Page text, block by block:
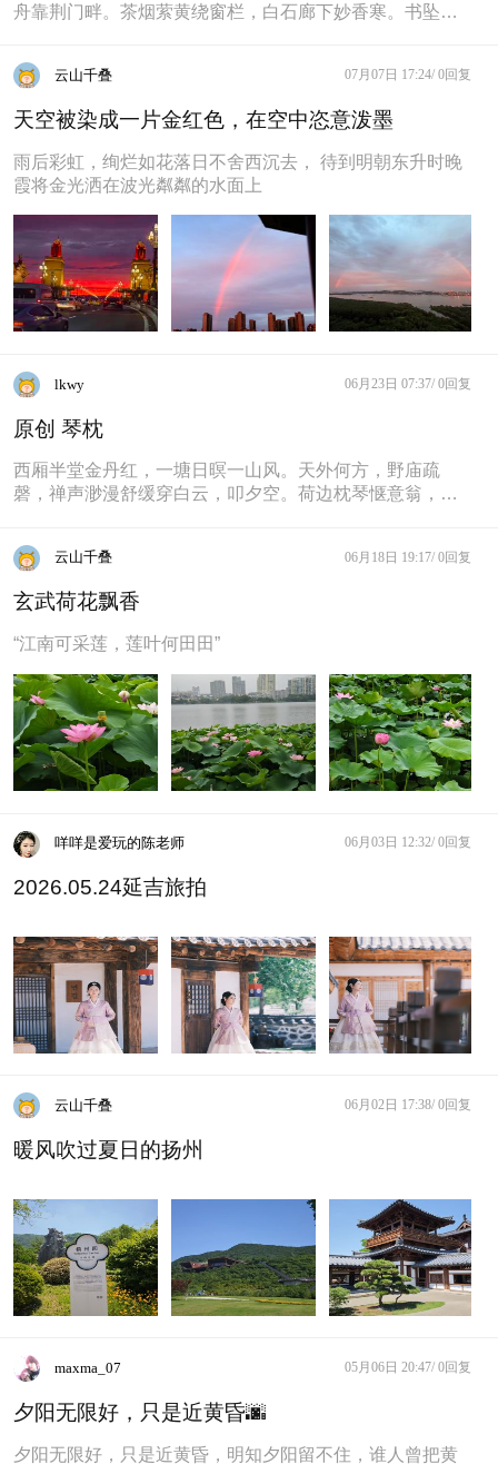
舟靠荆门畔。茶烟萦黄绕窗栏，白石廊下妙香寒。书坠闷
云山千叠 07月07日 17:24/ 0回复
天空被染成一片金红色，在空中恣意泼墨
雨后彩虹，绚烂如花落日不舍西沉去， 待到明朝东升时晚
霞将金光洒在波光粼粼的水面上
lkwy 06月23日 07:37/ 0回复
原创 琴枕
西厢半堂金丹红，一塘日暝一山风。天外何方，野庙疏
磬，禅声渺漫舒缓穿白云，叩夕空。荷边枕琴惬意翁，绿
云山千叠 06月18日 19:17/ 0回复
玄武荷花飘香
“江南可采莲，莲叶何田田”
咩咩是爱玩的陈老师 06月03日 12:32/ 0回复
2026.05.24延吉旅拍
云山千叠 06月02日 17:38/ 0回复
暖风吹过夏日的扬州
maxma_07 05月06日 20:47/ 0回复
夕阳无限好，只是近黄昏🌆
夕阳无限好，只是近黄昏，明知夕阳留不住，谁人曾把黄